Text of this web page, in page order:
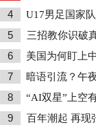
4 U17男足国家
5 三招教你识破
6 美国为何盯上
7 暗语引流？午
8 “AI双星”上空
9 百年潮起 再现